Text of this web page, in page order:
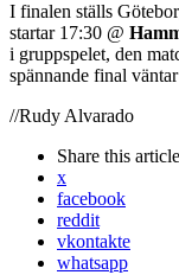
I finalen ställs
startar 17:30 @
i gruppspelet, den
spännande final
//Rudy Alvarado
Share this article
x
facebook
reddit
vkontakte
whatsapp